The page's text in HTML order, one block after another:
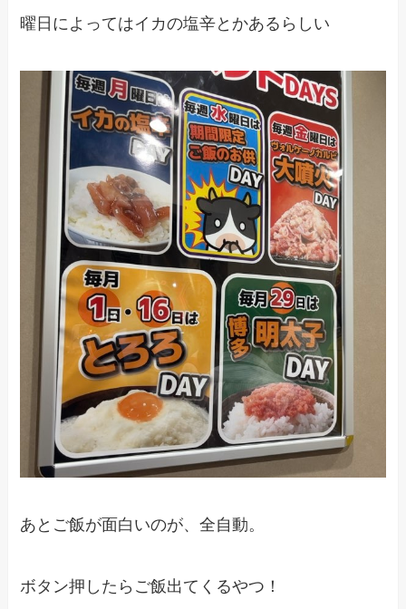
曜日によってはイカの塩辛とかあるらしい
あとご飯が面白いのが、全自動。
ボタン押したらご飯出てくるやつ！